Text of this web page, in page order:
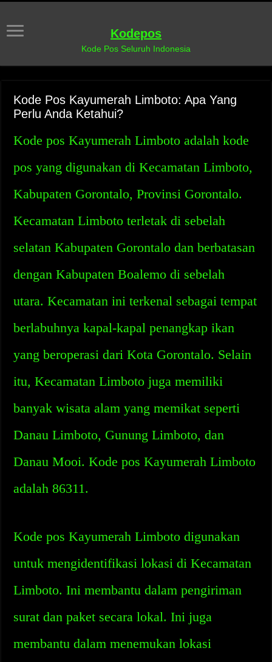
Kodepos
Kode Pos Seluruh Indonesia
Kode Pos Kayumerah Limboto: Apa Yang
Perlu Anda Ketahui?
Kode pos Kayumerah Limboto adalah kode
pos yang digunakan di Kecamatan Limboto,
Kabupaten Gorontalo, Provinsi Gorontalo.
Kecamatan Limboto terletak di sebelah
selatan Kabupaten Gorontalo dan berbatasan
dengan Kabupaten Boalemo di sebelah
utara. Kecamatan ini terkenal sebagai tempat
berlabuhnya kapal-kapal penangkap ikan
yang beroperasi dari Kota Gorontalo. Selain
itu, Kecamatan Limboto juga memiliki
banyak wisata alam yang memikat seperti
Danau Limboto, Gunung Limboto, dan
Danau Mooi. Kode pos Kayumerah Limboto
adalah 86311.
Kode pos Kayumerah Limboto digunakan
untuk mengidentifikasi lokasi di Kecamatan
Limboto. Ini membantu dalam pengiriman
surat dan paket secara lokal. Ini juga
membantu dalam menemukan lokasi